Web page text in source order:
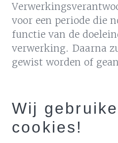
voor een periode die
functie van de
verwerking. Daarna
gewist worden of
Wij
cookies!